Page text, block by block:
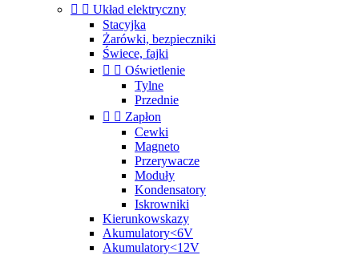
  Układ elektryczny
Stacyjka
Żarówki, bezpieczniki
Świece, fajki
  Oświetlenie
Tylne
Przednie
  Zapłon
Cewki
Magneto
Przerywacze
Moduły
Kondensatory
Iskrowniki
Kierunkowskazy
Akumulatory<6V
Akumulatory<12V